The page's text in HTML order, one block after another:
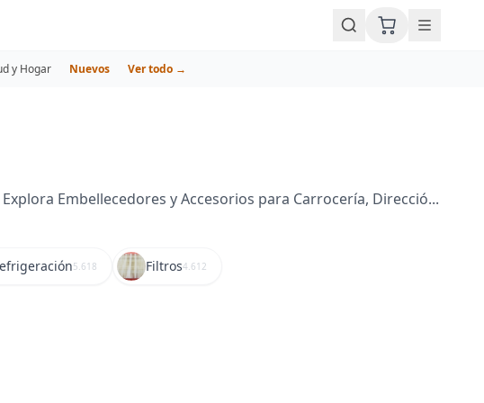
y Hogar Nuevos Ver todo →
Embellecedores y Accesorios para Carrocería, Direcció...
5.618 Filtros4.612